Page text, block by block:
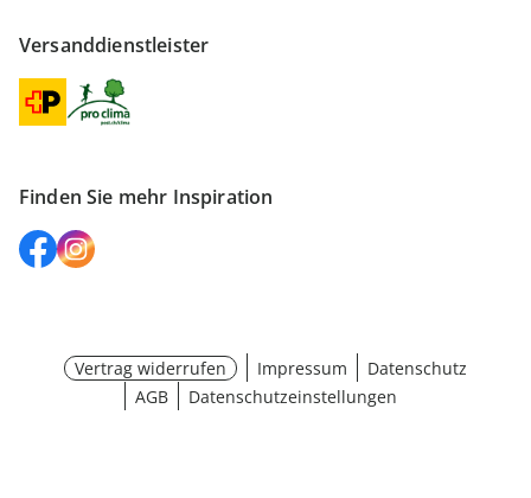
Versanddienstleister
Finden Sie mehr Inspiration
Vertrag widerrufen Impressum
Datenschutz
AGB
Datenschutzeinstellungen